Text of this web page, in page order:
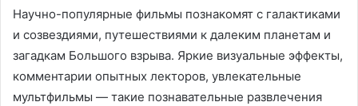
Научно-популярные фильмы познакомят с галактиками
и созвездиями, путешествиями к далеким планетам и
загадкам Большого взрыва. Яркие визуальные эффекты,
комментарии опытных лекторов, увлекательные
мультфильмы — такие познавательные развлечения